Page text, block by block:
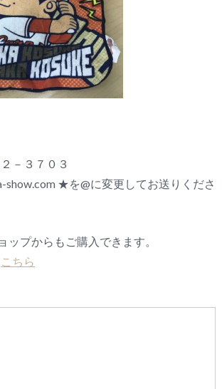
－３７０３
show.com ★を@に変更してお送りくださ
ップからもご購入できます。
こちら